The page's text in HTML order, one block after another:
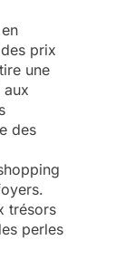
prix
une
des
trésors
perles